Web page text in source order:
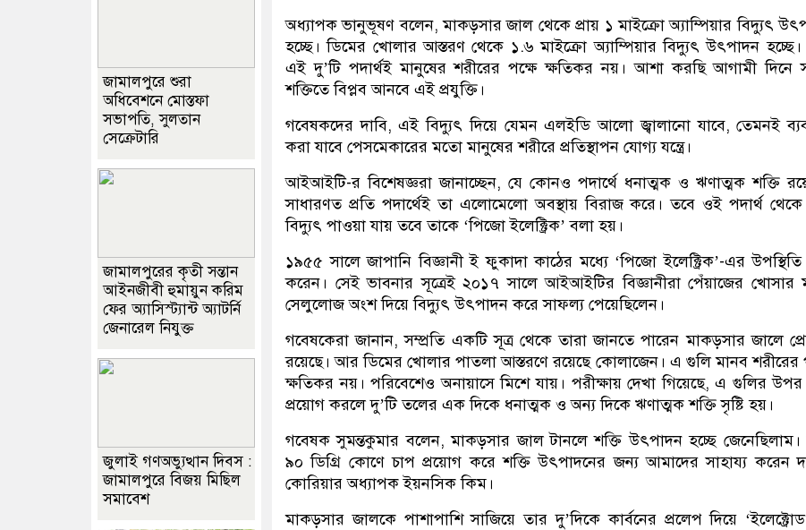
অধ্যাপক ভানুভূষণ বলেন, মাকড়সার জাল থেকে প্রায় ১ মাইক্রো অ্যাম্পিয়ার বিদ্যুৎ
হচ্ছে। ডিমের খোলার আস্তরণ থেকে ১.৬ মাইক্রো অ্যাম্পিয়ার বিদ্যুৎ উৎপাদন
এই দু’টি পদার্থই মানুষের শরীরের পক্ষে ক্ষতিকর নয়। আশা করছি আগামী দিনে
শক্তিতে বিপ্লব আনবে এই প্রযুক্তি।
গবেষকদের দাবি, এই বিদ্যুৎ দিয়ে যেমন এলইডি আলো জ্বালানো যাবে, তেমনই
করা যাবে পেসমেকারের মতো মানুষের শরীরে প্রতিস্থাপন যোগ্য যন্ত্রে।
আইআইটি-র বিশেষজ্ঞরা জানাচ্ছেন, যে কোনও পদার্থে ধনাত্মক ও ঋণাত্মক শক্তি
সাধারণত প্রতি পদার্থেই তা এলোমেলো অবস্থায় বিরাজ করে। তবে ওই পদার্থ
বিদ্যুৎ পাওয়া যায় তবে তাকে ‘পিজো ইলেক্ট্রিক’ বলা হয়।
১৯৫৫ সালে জাপানি বিজ্ঞানী ই ফুকাদা কাঠের মধ্যে ‘পিজো ইলেক্ট্রিক’-এর
করেন। সেই ভাবনার সূত্রেই ২০১৭ সালে আইআইটির বিজ্ঞানীরা পেঁয়াজের খোসার
সেলুলোজ অংশ দিয়ে বিদ্যুৎ উৎপাদন করে সাফল্য পেয়েছিলেন।
গবেষকেরা জানান, সম্প্রতি একটি সূত্র থেকে তারা জানতে পারেন মাকড়সার জালে
রয়েছে। আর ডিমের খোলার পাতলা আস্তরণে রয়েছে কোলাজেন। এ গুলি মানব শরীরের
ক্ষতিকর নয়। পরিবেশেও অনায়াসে মিশে যায়। পরীক্ষায় দেখা গিয়েছে, এ গুলির
প্রয়োগ করলে দু’টি তলের এক দিকে ধনাত্মক ও অন্য দিকে ঋণাত্মক শক্তি সৃষ্টি হয়।
গবেষক সুমন্তকুমার বলেন, মাকড়সার জাল টানলে শক্তি উৎপাদন হচ্ছে জেনেছিলাম।
৯০ ডিগ্রি কোণে চাপ প্রয়োগ করে শক্তি উৎপাদনের জন্য আমাদের সাহায্য করেন
কোরিয়ার অধ্যাপক ইয়নসিক কিম।
মাকড়সার জালকে পাশাপাশি সাজিয়ে তার দু’দিকে কার্বনের প্রলেপ দিয়ে
জামালপুরে শুরা
অধিবেশনে মোস্তফা
সভাপতি, সুলতান
সেক্রেটারি
জামালপুরের কৃতী সন্তান
আইনজীবী হুমায়ুন করিম
ফের অ্যাসিস্ট্যান্ট অ্যাটর্নি
জেনারেল নিযুক্ত
জুলাই গণঅভ্যুত্থান দিবস :
জামালপুরে বিজয় মিছিল
সমাবেশ